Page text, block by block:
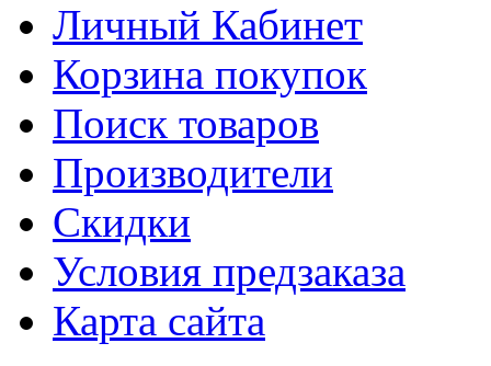
Личный Кабинет
Корзина покупок
Поиск товаров
Производители
Скидки
Условия предзаказа
Карта сайта